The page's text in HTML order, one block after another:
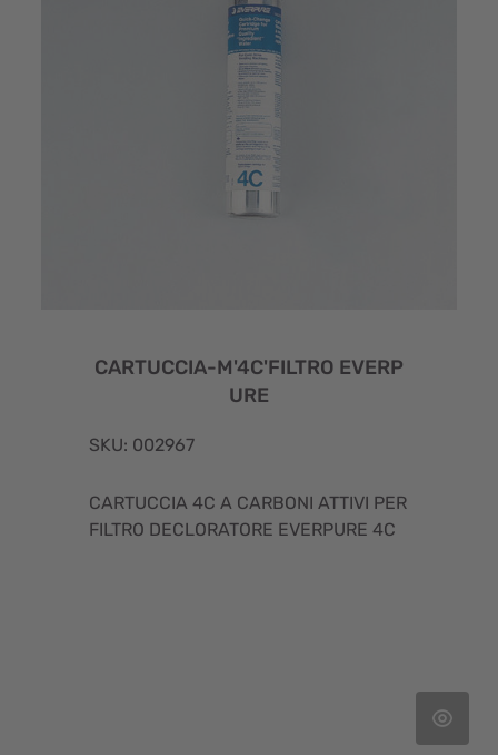
CARTUCCIA-M'4C'FILTRO EVERP
URE
SKU: 002967
CARTUCCIA 4C A CARBONI ATTIVI PER
FILTRO DECLORATORE EVERPURE 4C